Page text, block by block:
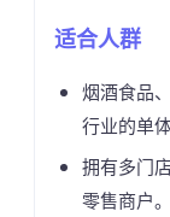
适合人群
烟酒食品
行业的单
拥有多门
零售商户。